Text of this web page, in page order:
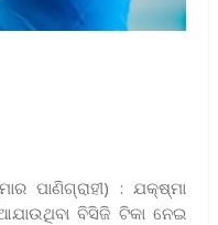
ପାଣିଗ୍ରାହୀ) : ଯକ୍ଷ୍ମା
ବିସିଜି ଟିକା ନେଇ